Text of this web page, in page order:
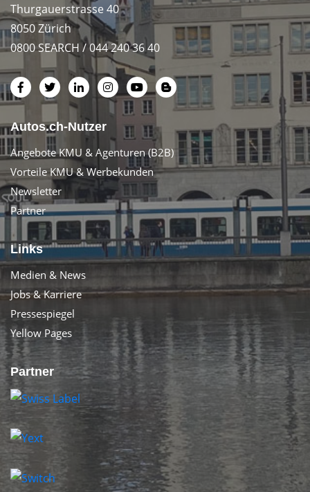
Thurgauerstrasse 40
8050 Zürich
0800 SEARCH / 044 240 36 40
Autos.ch-Nutzer
Angebote KMU & Agenturen (B2B)
Vorteile KMU & Werbekunden
Newsletter
Partner
Links
Medien & News
Jobs & Karriere
Pressespiegel
Yellow Pages
Partner